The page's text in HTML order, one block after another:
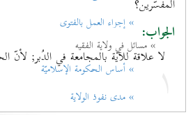
المفسّرين؟
الجواب:
لا علاقة للآية بالمجامعة في الدُبر;
۱
» إجزاء العمل بالفتوی
» مسائل في ولاية الفقيه
» أساس الحكومة الإسلاميّة
» مدی نفوذ الولاية